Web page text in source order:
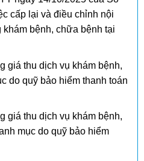
cấp lại và điều chỉnh nội
bệnh, chữa bệnh tại
giá thu dịch vụ khám bệnh,
do quỹ bảo hiểm thanh toán
giá thu dịch vụ khám bệnh,
mục do quỹ bảo hiểm